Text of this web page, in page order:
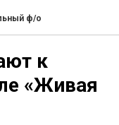
ф/о
к
«Живая